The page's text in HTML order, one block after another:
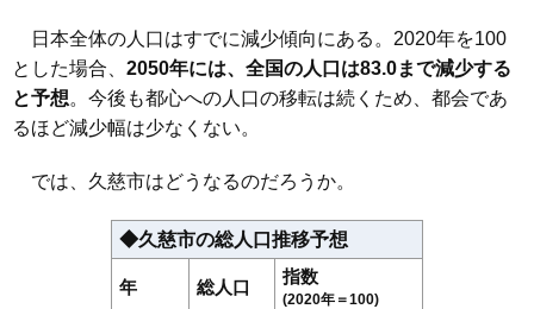
日本全体の人口はすでに減少傾向にある。2020年を100
とした場合、 2050年には、全国の人口は83.0まで減少する
と予想。今後も都心への人口の移転は続くため、都会であ
るほど減少幅は少なくない。
では、久慈市はどうなるのだろうか。
◆久慈市の総人口推移予想
年 総人口
指数
(2020年＝100)